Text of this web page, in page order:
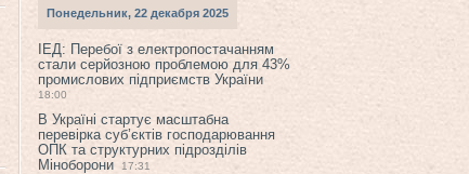
Понедельник, 22 декабря 2025
ІЕД: Перебої з електропостачанням
стали серйозною проблемою для 43%
промислових підприємств України
18:00
В Україні стартує масштабна
перевірка суб’єктів господарювання
ОПК та структурних підрозділів
Міноборони
17:31